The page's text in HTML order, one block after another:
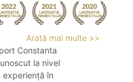
Arată mai multe >>
Constanta
la nivel
experiență în